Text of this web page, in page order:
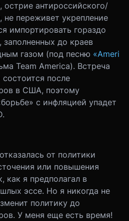
острие антироссийского/
не переживет укрепление
импортировать гораздо
до краев
газом (под песню «Ameri
Team America). Встреча
после
в США, поэтому
с инфляцией упадет
от политики
или повышения
как я предполагал в
эссе. Но я никогда не
политику до
У меня еще есть время!